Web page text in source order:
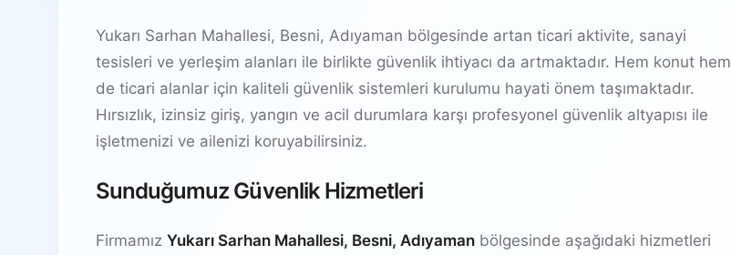
Yukarı Sarhan Mahallesi, Besni, Adıyaman bölgesinde artan ticari aktivite, sanayi
tesisleri ve yerleşim alanları ile birlikte güvenlik ihtiyacı da artmaktadır. Hem konut hem
de ticari alanlar için kaliteli güvenlik sistemleri kurulumu hayati önem taşımaktadır.
Hırsızlık, izinsiz giriş, yangın ve acil durumlara karşı profesyonel güvenlik altyapısı ile
işletmenizi ve ailenizi koruyabilirsiniz.
Sunduğumuz Güvenlik Hizmetleri
Firmamız Yukarı Sarhan Mahallesi, Besni, Adıyaman bölgesinde aşağıdaki hizmetleri